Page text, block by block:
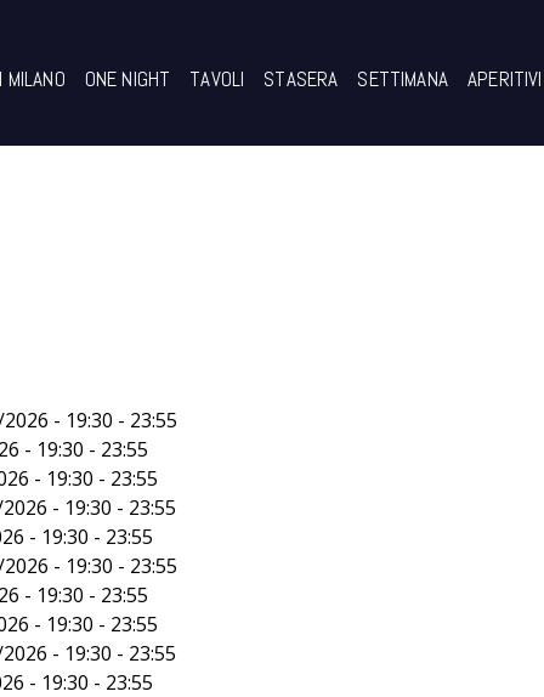
ONE NIGHT TAVOLI STASERA SETTIMANA
APERITIVI
- 19:30 - 23:55
- 19:30 - 23:55
- 19:30 - 23:55
- 19:30 - 23:55
- 19:30 - 23:55
- 19:30 - 23:55
- 19:30 - 23:55
- 19:30 - 23:55
- 19:30 - 23:55
- 19:30 - 23:55